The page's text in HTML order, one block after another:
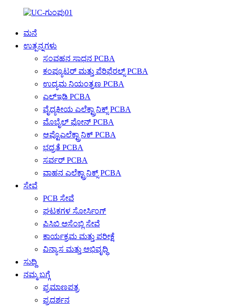
ಮನೆ
ಉತ್ಪನ್ನಗಳು
ಸಂವಹನ ಸಾಧನ PCBA
ಕಂಪ್ಯೂಟರ್ ಮತ್ತು ಪೆರಿಫೆರಲ್ಸ್ PCBA
ಉದ್ಯಮ ನಿಯಂತ್ರಣ PCBA
ಎಲ್ಇಡಿ PCBA
ವೈದ್ಯಕೀಯ ಎಲೆಕ್ಟ್ರಾನಿಕ್ಸ್ PCBA
ಮೊಬೈಲ್ ಫೋನ್ PCBA
ಆಪ್ಟೊಎಲೆಕ್ಟ್ರಾನಿಕ್ PCBA
ಭದ್ರತೆ PCBA
ಸರ್ವರ್ PCBA
ವಾಹನ ಎಲೆಕ್ಟ್ರಾನಿಕ್ಸ್ PCBA
ಸೇವೆ
PCB ಸೇವೆ
ಘಟಕಗಳ ಸೋರ್ಸಿಂಗ್
ಪಿಸಿಬಿ ಅಸೆಂಬ್ಲಿ ಸೇವೆ
ಕಾರ್ಯಕ್ರಮ ಮತ್ತು ಪರೀಕ್ಷೆ
ವಿನ್ಯಾಸ ಮತ್ತು ಅಭಿವೃದ್ಧಿ
ಸುದ್ದಿ
ನಮ್ಮ ಬಗ್ಗೆ
ಪ್ರಮಾಣಪತ್ರ
ಪ್ರದರ್ಶನ